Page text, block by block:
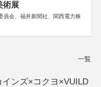
術展
員会、福井新聞社、関西電力株
一覧
インズ×コクヨ×VUILD